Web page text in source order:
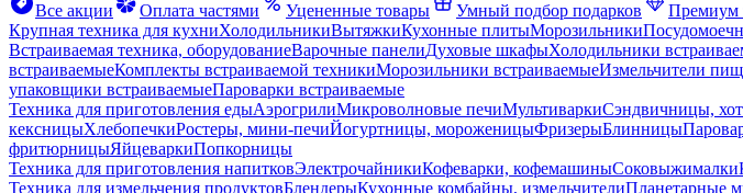
Все акции
Оплата частями Уцененные товары Умный подбор подарков
Премиум
Крупная техника для кухниХолодильникиВытяжкиКухонные плитыМорозильники
Встраиваемая техника, оборудованиеВарочные панелиДуховые шкафыХолодильники
встраиваемыеКомплекты встраиваемой техникиМорозильники встраиваемыеИзмельчители
упаковщики встраиваемыеПароварки встраиваемые
Техника для приготовления едыАэрогрилиМикроволновые печиМультиваркиСэндвичницы,
кексницыХлебопечкиРостеры, мини-печиЙогуртницы, мороженицыФризерыБлинницы
фритюрницыЯйцеваркиПопкорницы
Техника для приготовления напитковЭлектрочайникиКофеварки, кофемашиныСоковыжималки
Техника для измельчения продуктовБлендерыКухонные комбайны, измельчителиПланетарные